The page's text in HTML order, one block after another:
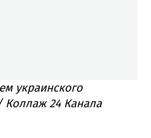
украинского
Коллаж 24 Канала